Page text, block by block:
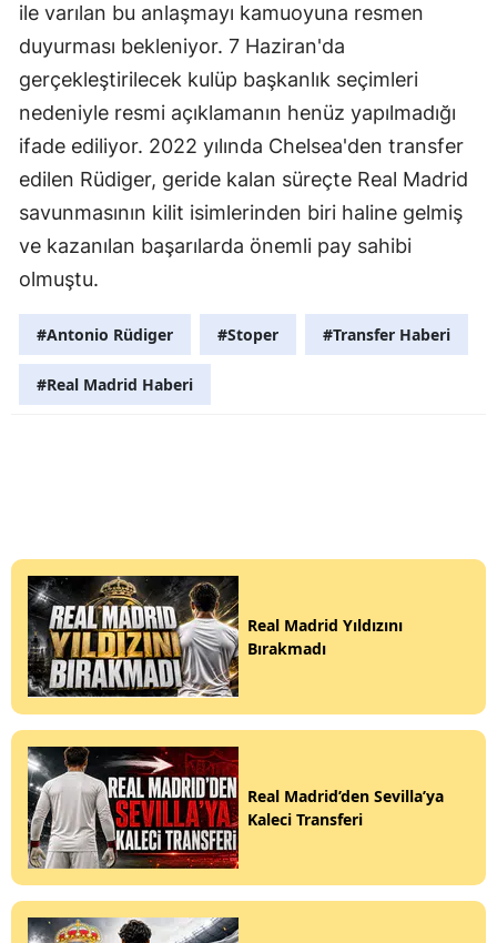
ile varılan bu anlaşmayı kamuoyuna resmen
duyurması bekleniyor. 7 Haziran'da
gerçekleştirilecek kulüp başkanlık seçimleri
nedeniyle resmi açıklamanın henüz yapılmadığı
ifade ediliyor. 2022 yılında Chelsea'den transfer
edilen Rüdiger, geride kalan süreçte Real Madrid
savunmasının kilit isimlerinden biri haline gelmiş
ve kazanılan başarılarda önemli pay sahibi
olmuştu.
#Antonio Rüdiger #Stoper #Transfer Haberi
#Real Madrid Haberi
Real Madrid Yıldızını
Bırakmadı
Real Madrid’den Sevilla’ya
Kaleci Transferi